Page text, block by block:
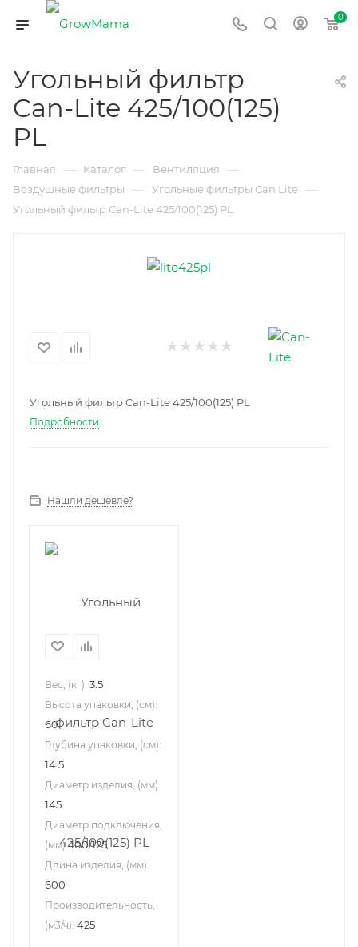
0
Угольный фильтр
Can-Lite 425/100(125)
PL
Главная — Каталог — Вентиляция —
Воздушные фильтры — Угольные фильтры Can Lite —
Угольный фильтр Can-Lite 425/100(125) PL
Угольный фильтр Can-Lite 425/100(125) PL
Подробности
Нашли дешевле?
Вес, (кг): 3.5
Высота упаковки, (см):
60
Глубина упаковки, (см):
14.5
Диаметр изделия, (мм):
145
Диаметр подключения,
(мм): 100/125
Длина изделия, (мм):
600
Производительность,
(м3/ч): 425